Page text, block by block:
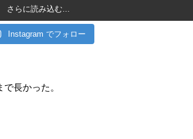
さらに読み込む...
Instagram でフォロー
長かった。